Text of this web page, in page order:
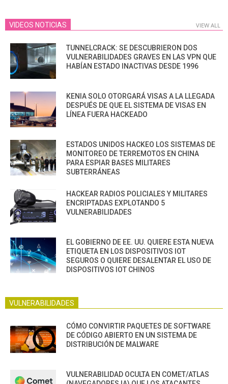
VIDEOS NOTICIAS VIEW ALL
TUNNELCRACK: SE DESCUBRIERON DOS
VULNERABILIDADES GRAVES EN LAS VPN QUE
HABÍAN ESTADO INACTIVAS DESDE 1996
KENIA SOLO OTORGARÁ VISAS A LA LLEGADA
DESPUÉS DE QUE EL SISTEMA DE VISAS EN
LÍNEA FUERA HACKEADO
ESTADOS UNIDOS HACKEO LOS SISTEMAS DE
MONITOREO DE TERREMOTOS EN CHINA
PARA ESPIAR BASES MILITARES
SUBTERRÁNEAS
HACKEAR RADIOS POLICIALES Y MILITARES
ENCRIPTADAS EXPLOTANDO 5
VULNERABILIDADES
EL GOBIERNO DE EE. UU. QUIERE ESTA NUEVA
ETIQUETA EN LOS DISPOSITIVOS IOT
SEGUROS O QUIERE DESALENTAR EL USO DE
DISPOSITIVOS IOT CHINOS
VULNERABILIDADES
CÓMO CONVIRTIR PAQUETES DE SOFTWARE
DE CÓDIGO ABIERTO EN UN SISTEMA DE
DISTRIBUCIÓN DE MALWARE
VULNERABILIDAD OCULTA EN COMET/ATLAS